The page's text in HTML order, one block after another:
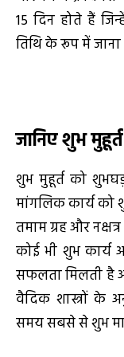
15 दिन होते हैं
तिथि के रूप में जाना
जानिए शुभ
शुभ मुहूर्त को
मांगलिक कार्य को
तमाम ग्रह और
कोई भी शुभ कार्य
सफलता मिलती है
वैदिक शास्त्रों के
समय सबसे से शुभ